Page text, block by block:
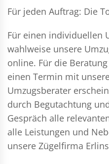
Für jeden Auftrag: Die
Für einen individuellen
wahlweise unsere
online. Für die
einen Termin mit
Umzugsberater
durch Begutachtung
Gespräch alle
alle Leistungen und
unsere Zügelfirma